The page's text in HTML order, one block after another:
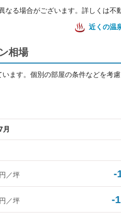
る場合がございます。詳しくは不
近くの温
相場
ます。個別の部屋の条件などを考
／坪 -
／坪 -